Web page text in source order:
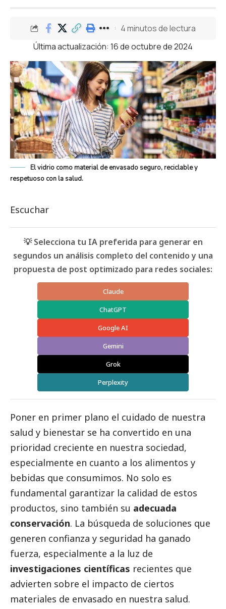
Última actualización: 16 de octubre de 2024
4 minutos de lectura
El vidrio como material de envasado seguro, reciclable y
respetuoso con la salud.
Escuchar
💡 Selecciona tu IA preferida para generar en
segundos un análisis completo del contenido y una
propuesta de post optimizado para redes sociales:
Claude
ChatGPT
Google AI
Gemini
Grok
Perplexity
Poner en primer plano el cuidado de nuestra
salud y bienestar se ha convertido en una
prioridad creciente en nuestra sociedad,
especialmente en cuanto a los alimentos y
bebidas que consumimos. No solo es
fundamental garantizar la calidad de estos
productos, sino también su adecuada
conservación. La búsqueda de soluciones que
generen confianza y seguridad ha ganado
fuerza, especialmente a la luz de
investigaciones científicas recientes que
advierten sobre el impacto de ciertos
materiales de envasado en nuestra salud.